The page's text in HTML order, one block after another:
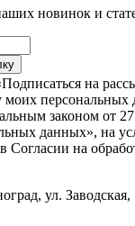
новинок и
на
моих персональных
законом от
данных», на
Согласии на
, ул.